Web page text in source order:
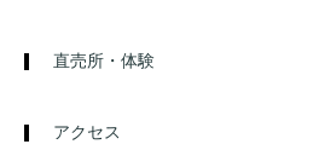
直売所・体験
アクセス